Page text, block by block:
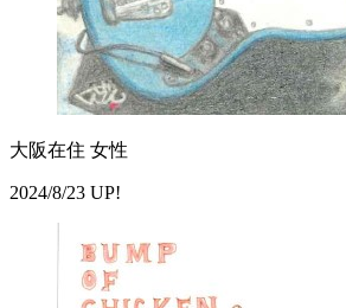
大阪在住 女性
2024/8/23 UP!